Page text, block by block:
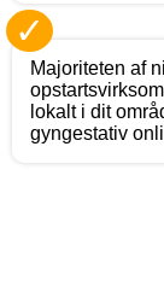
✓
Majoriteten af
lokalt i dit
gyngestativ